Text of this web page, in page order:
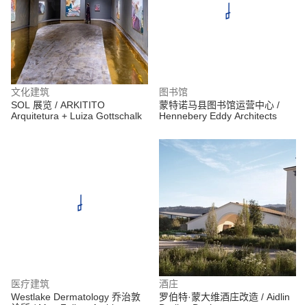
文化建筑
SOL 展览 / ARKITITO
Arquitetura + Luiza Gottschalk
图书馆
蒙特诺马县图书馆运营中心 /
Hennebery Eddy Architects
医疗建筑
Westlake Dermatology 乔治敦
酒庄
罗伯特·蒙大维酒庄改造 / Aidlin